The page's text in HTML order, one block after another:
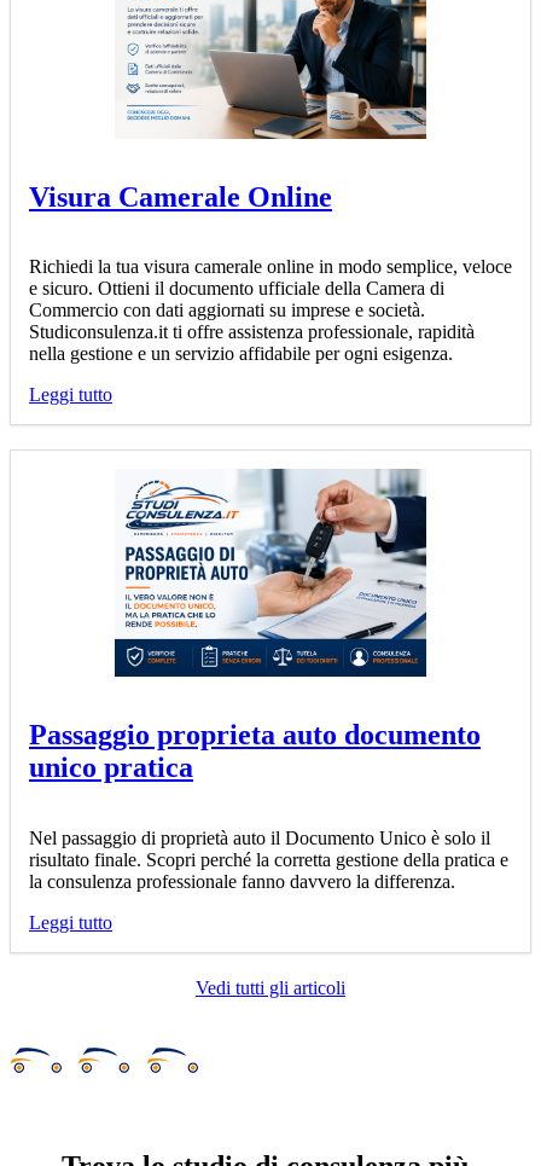
Visura Camerale Online
Richiedi la tua visura camerale online in modo semplice, veloce
e sicuro. Ottieni il documento ufficiale della Camera di
Commercio con dati aggiornati su imprese e società.
Studiconsulenza.it ti offre assistenza professionale, rapidità
nella gestione e un servizio affidabile per ogni esigenza.
Leggi tutto
Passaggio proprieta auto documento
unico pratica
Nel passaggio di proprietà auto il Documento Unico è solo il
risultato finale. Scopri perché la corretta gestione della pratica e
la consulenza professionale fanno davvero la differenza.
Leggi tutto
Vedi tutti gli articoli